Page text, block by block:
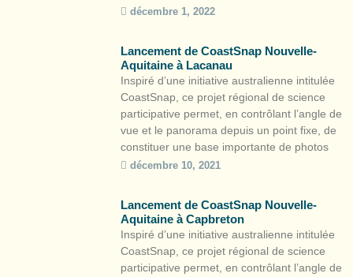
enseignements scientifiques.
abaissement du niveau de la plage, alors
que l’épi […]
décembre 1, 2022
Lancement de CoastSnap Nouvelle-
Aquitaine à Lacanau
Inspiré d’une initiative australienne intitulée
CoastSnap, ce projet régional de science
participative permet, en contrôlant l’angle de
vue et le panorama depuis un point fixe, de
constituer une base importante de photos
pour observer l’évolution du littoral tout en
travers les postes d’observation […]
décembre 10, 2021
Lancement de CoastSnap Nouvelle-
Aquitaine à Capbreton
Inspiré d’une initiative australienne intitulée
CoastSnap, ce projet régional de science
participative permet, en contrôlant l’angle de